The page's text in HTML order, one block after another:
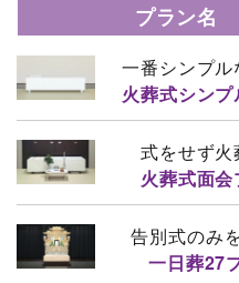
プラン名
一番シンプル
火葬式シン
式をせず火
火葬式面会
告別式のみ
一日葬27